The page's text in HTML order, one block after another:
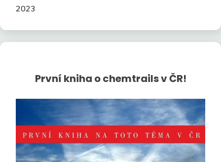
2023
První kniha o chemtrails v ČR!